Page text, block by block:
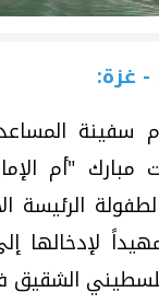
- غزة:
سفينة
مبارك "أم